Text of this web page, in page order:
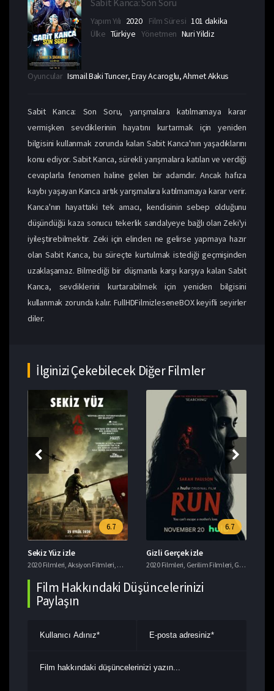
Yapım Yılı 2020 Film Süresi 101 dakika
Ülke Türkiye Yönetmen Nuri Yildiz
Oyuncular Ismail Baki Tuncer, Eray Acaroglu, Ahmet Akkus
Sabit Kanca: Son Soru, yarışmalara katılmamaya karar
vermişken sevdiklerinin hayatını kurtarmak için yeniden
bilgisini kullanmak zorunda kalan Sabit Kanca'nın yaşadıklarını
konu ediyor. Sabit Kanca, sürekli yarışmalara katılan ve verdiği
cevaplarla fenomen haline gelen bir adamdır. Ancak hafıza
kaybı yaşayan Kanca artık yarışmalara katılmamaya karar verir.
Kanca'nın hayattaki tek amacı, kendisinin sebep olduğunu
düşündüğü kaza sonucu tekerlik sandalyeye bağlı olan Zeki'yi
iyileştirebilmektir. Zeki için elinden ne gelirse yapmaya hazır
olan Sabit Kanca, bu süreçte kurtulmak istediği geçmişinden
uzaklaşamaz. Bilmediği bir düşmanla karşı karşıya kalan Sabit
Kanca, sevdiklerini kurtarabilmek için yeniden bilgisini
kullanmak zorunda kalır. FullHDFilmizleseneBOX keyifli seyirler
diler.
İlginizi Çekebilecek Diğer Filmler
Macera Filmleri
Komedi Filmleri,Macera Filmleri
6.7
Sekiz Yüz izle
2020 Filmleri Aksiyon Filmleri Dram Filmleri, Tarih Filmleri
6.7
Gizli Gerçek izle
2020 Filmleri Gerilim Filmleri Gizem Filmleri
Film Hakkındaki Düşüncelerinizi
Paylaşın